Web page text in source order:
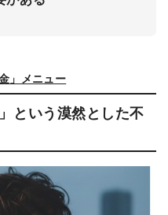
」メニュー
という漠然とした不